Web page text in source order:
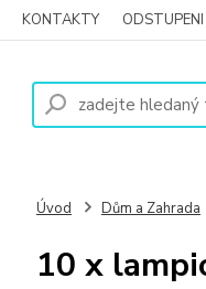
KONTAKTY
Úvod Dům a Zahrada
10 x